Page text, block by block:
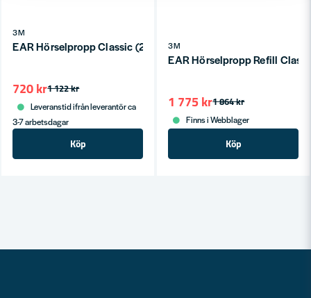
3M
EAR Hörselpropp Classic (250par/frp)
1 122 kr
720 kr
Leveranstid ifrån leverantör ca
3-7 arbetsdagar
Köp
3M
EAR Hörselpropp Refill
1 864 kr
1 775 kr
Finns i Webblager
Köp